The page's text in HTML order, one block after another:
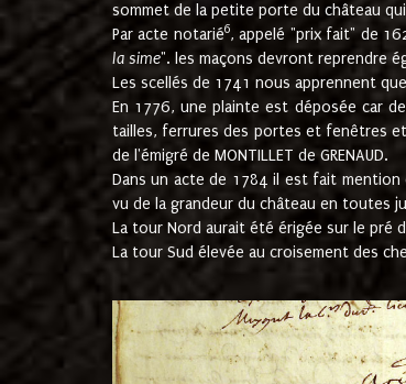
sommet de la petite porte du château
Par acte notarié6, appelé "prix fait" de
la sime". les maçons devront reprendre
Les scellés de 1741 nous apprennent
En 1776, une plainte est déposée car
tailles, ferrures des portes et fenêtres
de l'émigré de MONTILLET de GRENAUD.
Dans un acte de 1784 il est fait mention
vu de la grandeur du château en toutes
La tour Nord aurait été érigée sur le pré
La tour Sud élevée au croisement des